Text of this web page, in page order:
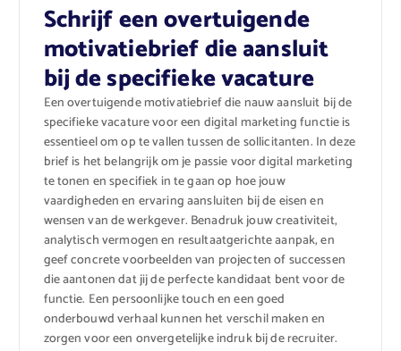
Schrijf een overtuigende
motivatiebrief die aansluit
bij de specifieke vacature
Een overtuigende motivatiebrief die nauw aansluit bij de
specifieke vacature voor een digital marketing functie is
essentieel om op te vallen tussen de sollicitanten. In deze
brief is het belangrijk om je passie voor digital marketing
te tonen en specifiek in te gaan op hoe jouw
vaardigheden en ervaring aansluiten bij de eisen en
wensen van de werkgever. Benadruk jouw creativiteit,
analytisch vermogen en resultaatgerichte aanpak, en
geef concrete voorbeelden van projecten of successen
die aantonen dat jij de perfecte kandidaat bent voor de
functie. Een persoonlijke touch en een goed
onderbouwd verhaal kunnen het verschil maken en
zorgen voor een onvergetelijke indruk bij de recruiter.